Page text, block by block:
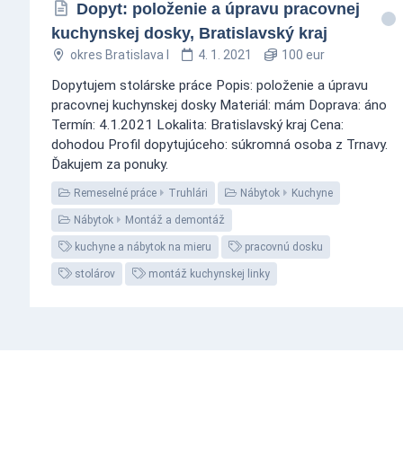
Dopyt: položenie a úpravu pracovnej
kuchynskej dosky, Bratislavský kraj
okres Bratislava I 4. 1. 2021 100 eur
Dopytujem stolárske práce Popis: položenie a úpravu
pracovnej kuchynskej dosky Materiál: mám Doprava: áno
Termín: 4.1.2021 Lokalita: Bratislavský kraj Cena:
dohodou Profil dopytujúceho: súkromná osoba z Trnavy.
Ďakujem za ponuky.
Remeselné práce Truhlári Nábytok Kuchyne
Nábytok Montáž a demontáž
kuchyne a nábytok na mieru pracovnú dosku
stolárov montáž kuchynskej linky